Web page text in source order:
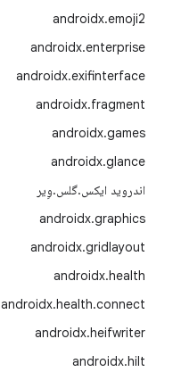
androidx.emoji2
androidx.enterprise
androidx.exifinterface
androidx.fragment
androidx.games
androidx.glance
اندروید ایکس.گلس.وِیر
androidx.graphics
androidx.gridlayout
androidx.health
androidx.health.connect
androidx.heifwriter
androidx.hilt